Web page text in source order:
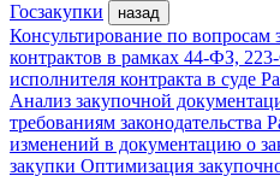
Госзакупки
назад
Консультирование по
контрактов в рамках 44-ФЗ,
исполнителя контракта в суде
Анализ закупочной
требованиям законодательства
изменений в документацию о
закупки Оптимизация